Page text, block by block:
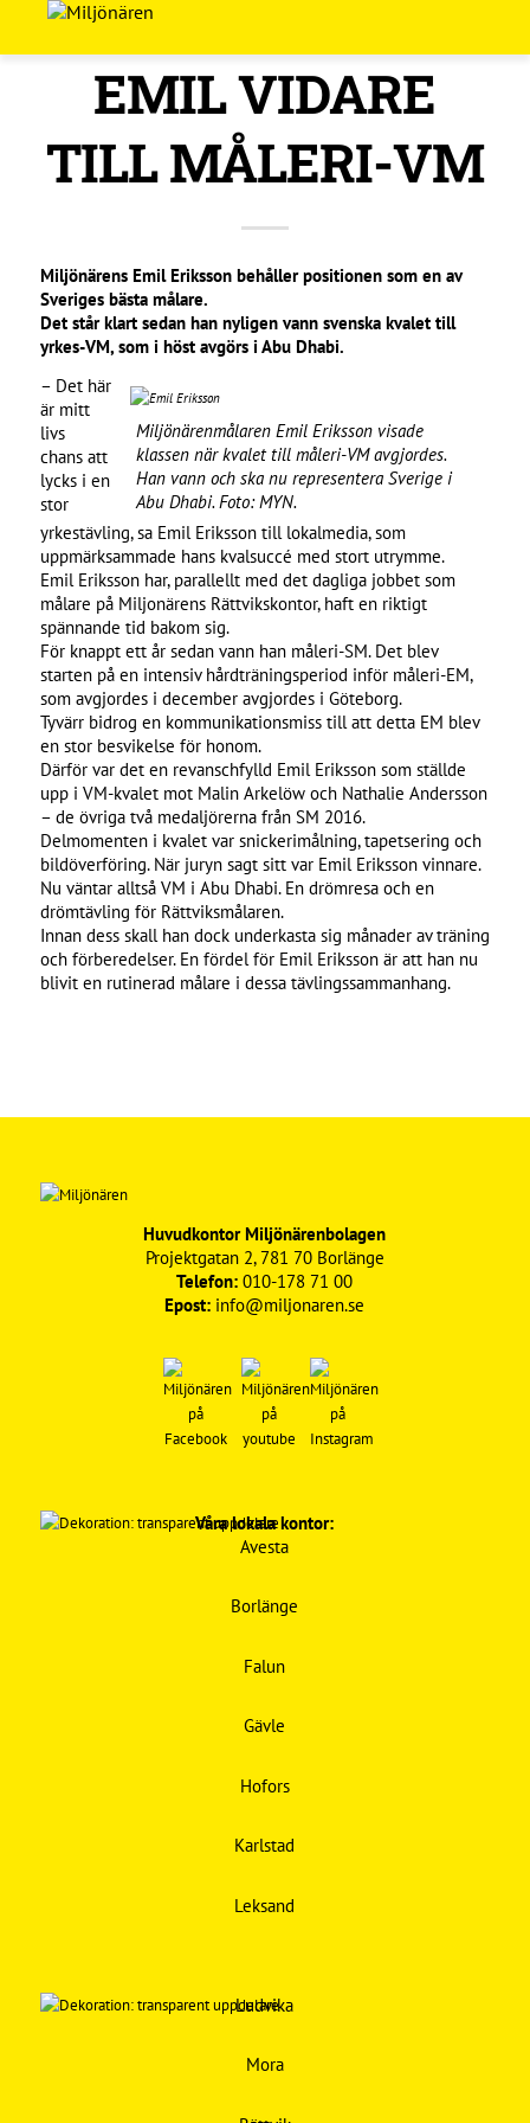
EMIL VIDARE
TILL MÅLERI-VM
Miljönärens Emil Eriksson behåller positionen som en av
Sveriges bästa målare.
Det står klart sedan han nyligen vann svenska kvalet till
yrkes-VM, som i höst avgörs i Abu Dhabi.
Miljönärenmålaren Emil Eriksson visade
klassen när kvalet till måleri-VM avgjordes.
Han vann och ska nu representera Sverige i
Abu Dhabi. Foto: MYN.
– Det här
är mitt
livs
chans att
lycks i en
stor
yrkestävling, sa Emil Eriksson till lokalmedia, som
uppmärksammade hans kvalsuccé med stort utrymme.
Emil Eriksson har, parallellt med det dagliga jobbet som
målare på Miljonärens Rättvikskontor, haft en riktigt
spännande tid bakom sig.
För knappt ett år sedan vann han måleri-SM. Det blev
starten på en intensiv hårdträningsperiod inför måleri-EM,
som avgjordes i december avgjordes i Göteborg.
Tyvärr bidrog en kommunikationsmiss till att detta EM blev
en stor besvikelse för honom.
Därför var det en revanschfylld Emil Eriksson som ställde
upp i VM-kvalet mot Malin Arkelöw och Nathalie Andersson
– de övriga två medaljörerna från SM 2016.
Delmomenten i kvalet var snickerimålning, tapetsering och
bildöverföring. När juryn sagt sitt var Emil Eriksson vinnare.
Nu väntar alltså VM i Abu Dhabi. En drömresa och en
drömtävling för Rättviksmålaren.
Innan dess skall han dock underkasta sig månader av träning
och förberedelser. En fördel för Emil Eriksson är att han nu
blivit en rutinerad målare i dessa tävlingssammanhang.
Huvudkontor Miljönärenbolagen
Projektgatan 2, 781 70 Borlänge
Telefon: 010-178 71 00
Epost: info@miljonaren.se
Våra lokala kontor:
Avesta
Borlänge
Falun
Gävle
Hofors
Karlstad
Leksand
Ludvika
Mora